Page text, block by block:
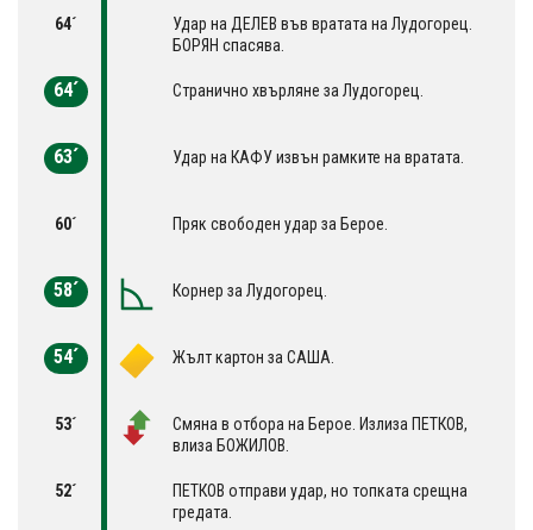
64´
Удар на ДЕЛЕВ във вратата на Лудогорец.
БОРЯН спасява.
64´ Странично хвърляне за Лудогорец.
63´ Удар на КАФУ извън рамките на вратата.
60´ Пряк свободен удар за Берое.
58´ Корнер за Лудогорец.
54´ Жълт картон за САША.
53´
Смяна в отбора на Берое. Излиза ПЕТКОВ,
влиза БОЖИЛОВ.
52´
ПЕТКОВ отправи удар, но топката срещна
гредата.